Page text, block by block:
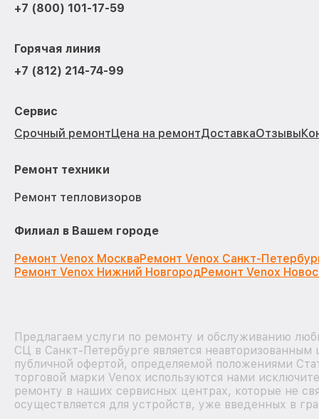
+7 (800) 101-17-59
Горячая линия
+7 (812) 214-74-99
Сервис
Срочный ремонтЦена на ремонтДоставкаОтзывы
Ремонт техники
Ремонт тепловизоров
Филиал в Вашем городе
Ремонт Venox МоскваРемонт Venox Санкт-
Ремонт Venox Нижний НовгородРемонт Venox
Предлагаем услуги по ремонту и обслуживанию
СЦ в Санкт-Петербурге является
публичной офертой, определяемой положениями
торговой марки Venox используются нами
ремонту в наших сервисных центрах, которые не
осуществляется для устройств, уже введенных в